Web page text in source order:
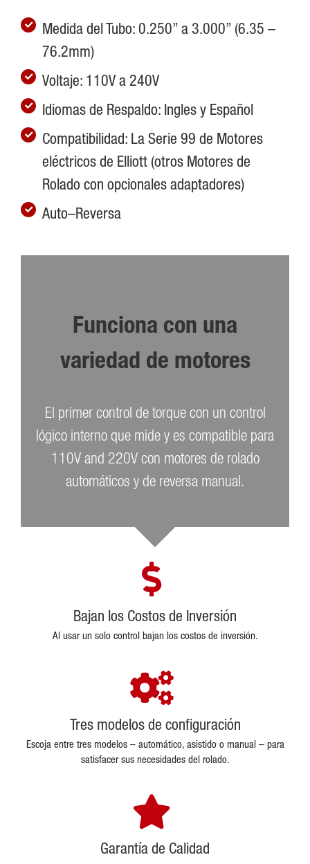
Medida del Tubo: 0.250” a 3.000” (6.35 –
76.2mm)
Voltaje: 110V a 240V
Idiomas de Respaldo: Ingles y Español
Compatibilidad: La Serie 99 de Motores
eléctricos de Elliott (otros Motores de
Rolado con opcionales adaptadores)
Auto–Reversa
Funciona con una
variedad de motores
El primer control de torque con un control
lógico interno que mide y es compatible para
110V and 220V con motores de rolado
automáticos y de reversa manual.
Bajan los Costos de Inversión
Al usar un solo control bajan los costos de inversión.
Tres modelos de configuración
Escoja entre tres modelos – automático, asistido o manual – para
satisfacer sus necesidades del rolado.
Garantía de Calidad